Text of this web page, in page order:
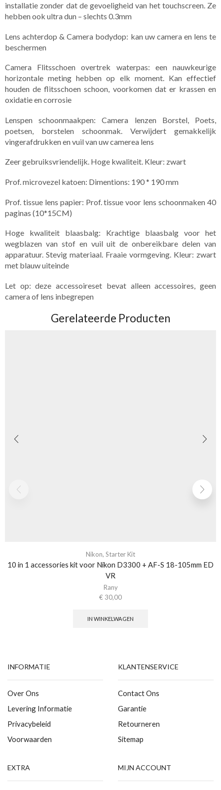
installatie zonder dat de gevoeligheid van het touchscreen. Ze
hebben ook ultra dun – slechts 0.3mm
Lens achterdop & Camera bodydop: kan uw camera en lens te
beschermen
Camera Flitsschoen overtrek waterpas: een nauwkeurige
horizontale meting hebben op elk moment. Kan effectief
houden de flitsschoen schoon, voorkomen dat er krassen en
oxidatie en corrosie
Lenspen schoonmaakpen: Camera lenzen Borstel, Poets,
poetsen, borstelen schoonmak. Verwijdert gemakkelijk
vingerafdrukken en vuil van uw camerea lens
Zeer gebruiksvriendelijk. Hoge kwaliteit. Kleur: zwart
Prof. microvezel katoen: Dimentions: 190 * 190 mm
Prof. tissue lens papier: Prof. tissue voor lens schoonmaken 40
paginas (10*15CM)
Hoge kwaliteit blaasbalg: Krachtige blaasbalg voor het
wegblazen van stof en vuil uit de onbereikbare delen van
apparatuur. Stevig materiaal. Fraaie vormgeving. Kleur: zwart
met blauw uiteinde
Let op: deze accessoireset bevat alleen accessoires, geen
camera of lens inbegrepen
Gerelateerde Producten
Nikon, Starter Kit
10 in 1 accessories kit voor Nikon D3300 + AF-S 18-105mm ED
VR
Rany
€ 30,00
IN WINKELWAGEN
INFORMATIE
Over Ons
Levering Informatie
Privacybeleid
Voorwaarden
KLANTENSERVICE
Contact Ons
Garantie
Retourneren
Sitemap
EXTRA MIJN ACCOUNT